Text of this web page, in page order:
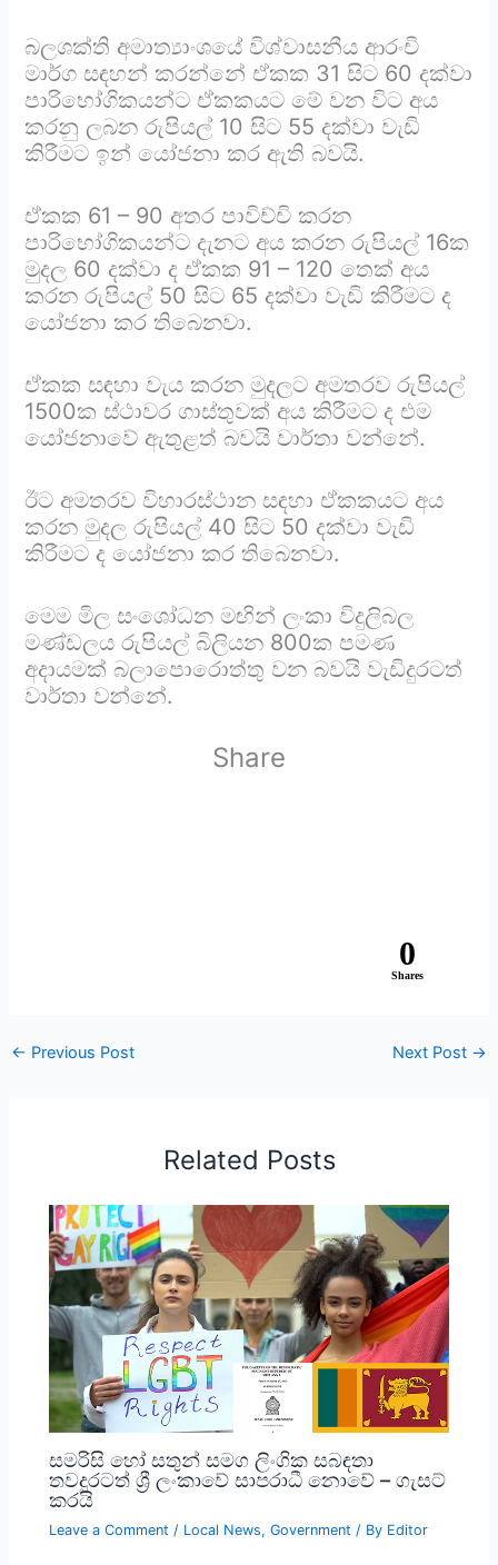
බලශක්ති අමාත්‍යාංශයේ විශ්වාසනීය ආරංචි
මාර්ග සඳහන් කරන්නේ ඒකක 31 සිට 60 දක්වා
පාරිභෝගිකයන්ට ඒකකයට මේ වන විට අය
කරනු ලබන රුපියල් 10 සිට 55 දක්වා වැඩි
කිරීමට ඉන් යෝජනා කර ඇති බවයි.
ඒකක 61 – 90 අතර පාවිච්චි කරන
පාරිභෝගිකයන්ට දැනට අය කරන රුපියල් 16ක
මුදල 60 දක්වා ද ඒකක 91 – 120 තෙක් අය
කරන රුපියල් 50 සිට 65 දක්වා වැඩි කිරීමට ද
යෝජනා කර තිබෙනවා.
ඒකක සඳහා වැය කරන මුදලට අමතරව රුපියල්
1500ක ස්ථාවර ගාස්තුවක් අය කිරීමට ද එම
යෝජනාවේ ඇතුළත් බවයි වාර්තා වන්නේ.
ඊට අමතරව විහාරස්ථාන සඳහා ඒකකයට අය
කරන මුදල රුපියල් 40 සිට 50 දක්වා වැඩි
කිරීමට ද යෝජනා කර තිබෙනවා.
මෙම මිල සංශෝධන මඟින් ලංකා විදුලිබල
මණ්ඩලය රුපියල් බිලියන 800ක පමණ
අදායමක් බලාපොරොත්තු වන බවයි වැඩිදුරටත්
වාර්තා වන්නේ.
Share
0
Shares
← Previous Post Next Post →
Related Posts
සමරිසි හෝ සතුන් සමග ලිංගික සබඳතා
තවදුරටත් ශ්‍රී ලංකාවේ සාපරාධී නොවේ – ගැසට්
කරයි
Leave a Comment / Local News,Government / By Editor